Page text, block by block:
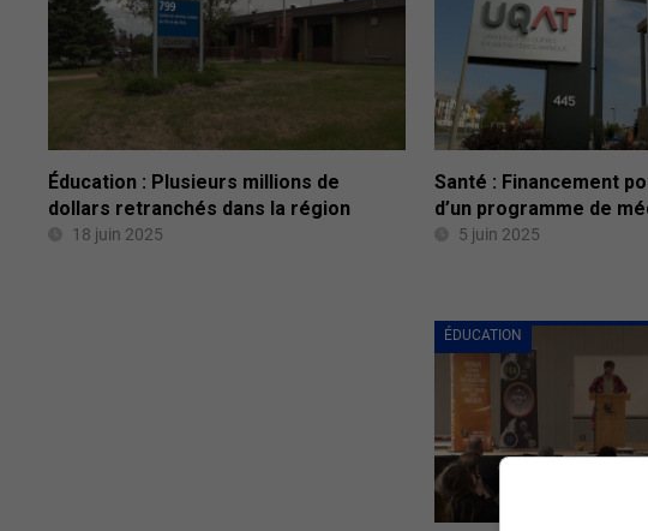
Éducation : Plusieurs millions de
dollars retranchés dans la région
18 juin 2025
Santé : Financement
d’un programme de
5 juin 2025
ÉDUCATION